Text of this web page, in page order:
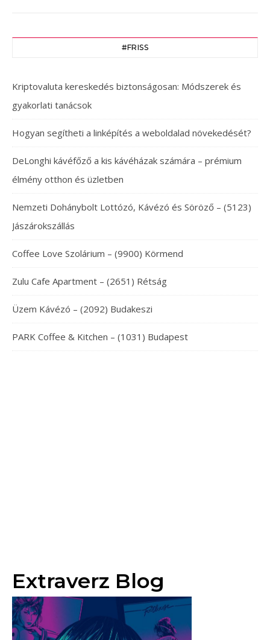
#FRISS
Kriptovaluta kereskedés biztonságosan: Módszerek és
gyakorlati tanácsok
Hogyan segítheti a linképítés a weboldalad növekedését?
DeLonghi kávéfőző a kis kávéházak számára – prémium
élmény otthon és üzletben
Nemzeti Dohánybolt Lottózó, Kávézó és Söröző – (5123)
Jászárokszállás
Coffee Love Szolárium – (9900) Körmend
Zulu Cafe Apartment – (2651) Rétság
Üzem Kávézó – (2092) Budakeszi
PARK Coffee & Kitchen – (1031) Budapest
Extraverz Blog